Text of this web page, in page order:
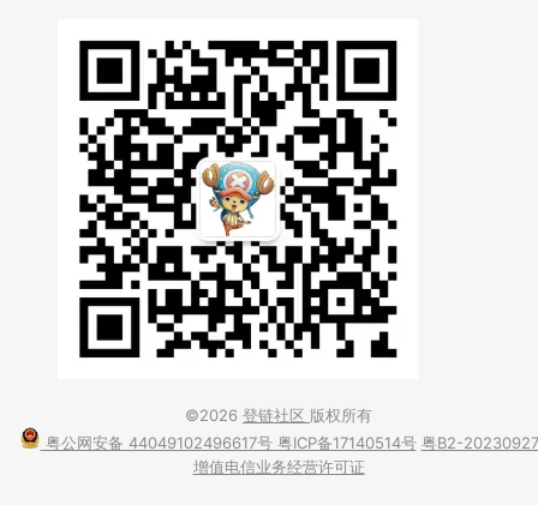
©2026 登链社区 版权所有
粤公网安备 44049102496617号 粤ICP备17140514号 粤B2-20230927
增值电信业务经营许可证